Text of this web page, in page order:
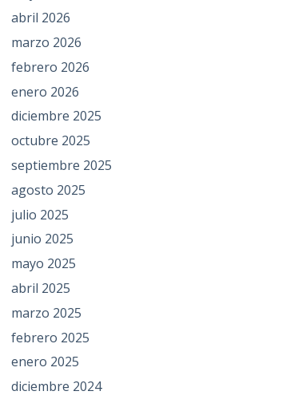
abril 2026
marzo 2026
febrero 2026
enero 2026
diciembre 2025
octubre 2025
septiembre 2025
agosto 2025
julio 2025
junio 2025
mayo 2025
abril 2025
marzo 2025
febrero 2025
enero 2025
diciembre 2024